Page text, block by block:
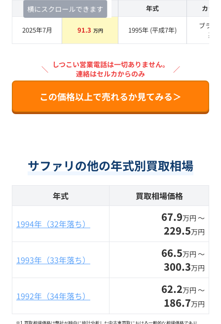
横にスクロールできます
査定時期 セルカ実績 年式 カラー
2025年7月 91.3 万円 1995年 (平成7年)
ブラッ
系
＼ しつこい営業電話は一切ありません。
連絡はセルカからのみ
／
この価格以上で売れるか見てみる＞
サファリの他の年式別買取相場
年式 買取相場価格
1994年（32年落ち） 67.9万円 〜
229.5万円
1993年（33年落ち） 66.5万円 〜
300.3万円
1992年（34年落ち） 62.2万円 〜
186.7万円
※1 買取相場価格は弊社が独自に統計分析した中古車買取における一般的な相場価格であり、